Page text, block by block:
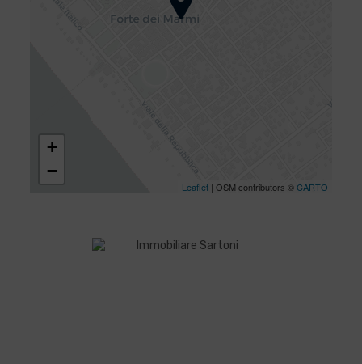
+
−
Leaflet | OSM contributors ©CARTO